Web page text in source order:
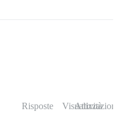
Risposte Visualizzazioni
Attività